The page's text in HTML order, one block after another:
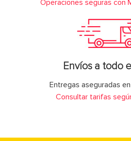
Operaciones seguras con
Envíos a todo
Entregas aseguradas
Consultar tarifas